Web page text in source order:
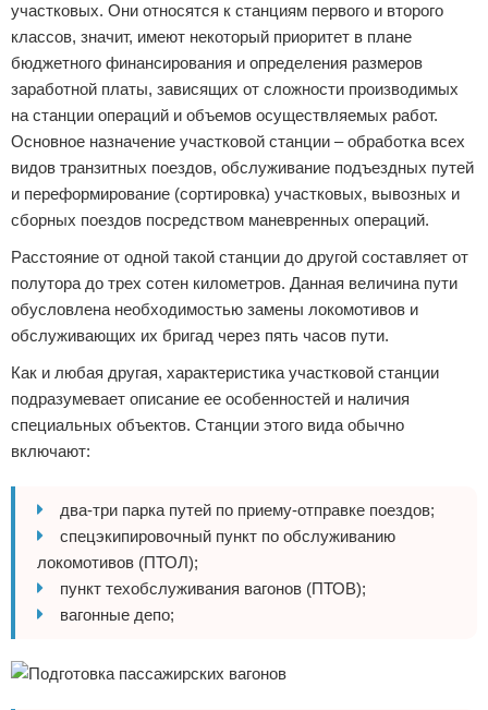
участковых. Они относятся к станциям первого и второго
классов, значит, имеют некоторый приоритет в плане
бюджетного финансирования и определения размеров
заработной платы, зависящих от сложности производимых
на станции операций и объемов осуществляемых работ.
Основное назначение участковой станции – обработка всех
видов транзитных поездов, обслуживание подъездных путей
и переформирование (сортировка) участковых, вывозных и
сборных поездов посредством маневренных операций.
Расстояние от одной такой станции до другой составляет от
полутора до трех сотен километров. Данная величина пути
обусловлена необходимостью замены локомотивов и
обслуживающих их бригад через пять часов пути.
Как и любая другая, характеристика участковой станции
подразумевает описание ее особенностей и наличия
специальных объектов. Станции этого вида обычно
включают:
два-три парка путей по приему-отправке поездов;
спецэкипировочный пункт по обслуживанию
локомотивов (ПТОЛ);
пункт техобслуживания вагонов (ПТОВ);
вагонные депо;